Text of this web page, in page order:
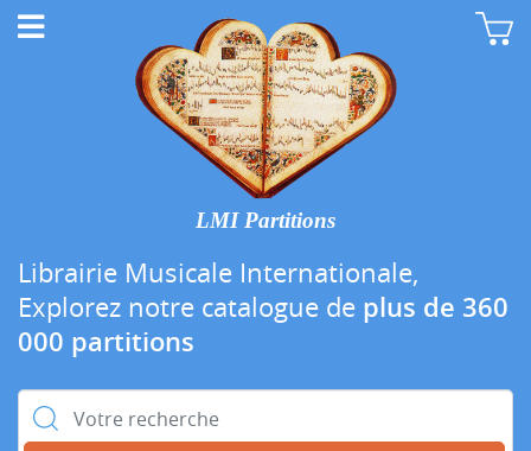
LMI Partitions
Librairie Musicale Internationale,
Explorez notre catalogue de plus de 360
000 partitions
Rechercher :